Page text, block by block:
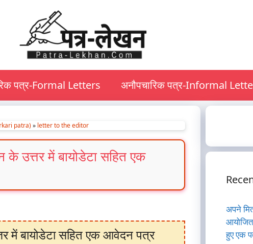
पत्र-Formal Letters अनौपचारिक पत्र-Informal
patra)» letter to the editor
के उत्तर में बायोडेटा सहित एक
में बायोडेटा सहित एक आवेदन पत्र
अपने
हुए एक